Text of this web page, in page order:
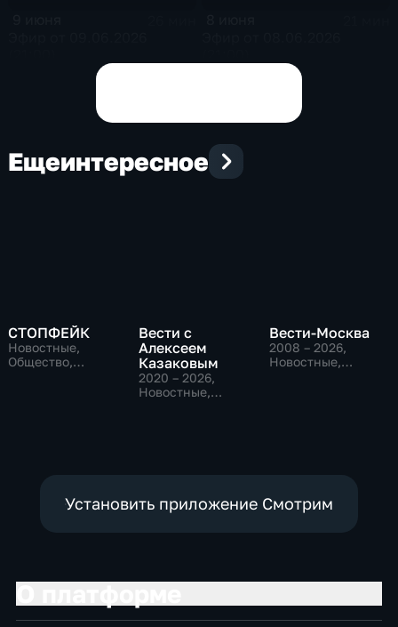
Ещеинтересное
СТОПФЕЙК
Новостные,
Общество,
Вести с
Алексеем
Казаковым
2020 – 2026,
Новостные,
Вести-Москва
2008 – 2026,
Новостные,
Установить приложение Смотрим